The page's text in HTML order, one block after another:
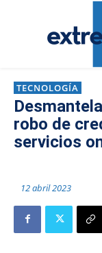
TECNOLOGÍA
robo de
servicios
12 abril 2023